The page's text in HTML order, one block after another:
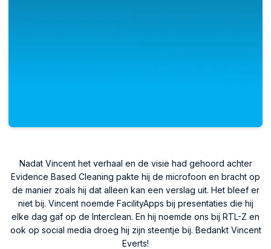
Nadat Vincent het verhaal en de visie had gehoord achter
Evidence Based Cleaning pakte hij de microfoon en bracht op
de manier zoals hij dat alleen kan een verslag uit. Het bleef er
niet bij. Vincent noemde FacilityApps bij presentaties die hij
elke dag gaf op de Interclean. En hij noemde ons bij RTL-Z en
ook op social media droeg hij zijn steentje bij. Bedankt Vincent
Everts!